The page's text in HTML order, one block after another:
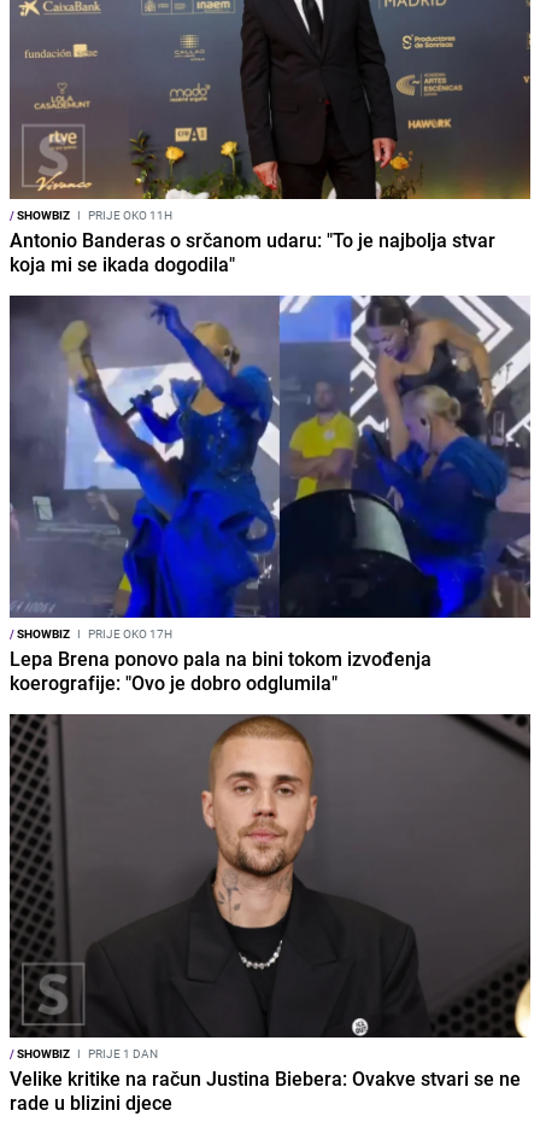
/SHOWBIZ I PRIJE OKO 11H
Antonio Banderas o srčanom udaru: "To je najbolja stvar
koja mi se ikada dogodila"
/SHOWBIZ I PRIJE OKO 17H
Lepa Brena ponovo pala na bini tokom izvođenja
koerografije: "Ovo je dobro odglumila"
/SHOWBIZ I PRIJE 1 DAN
Velike kritike na račun Justina Biebera: Ovakve stvari se ne
rade u blizini djece